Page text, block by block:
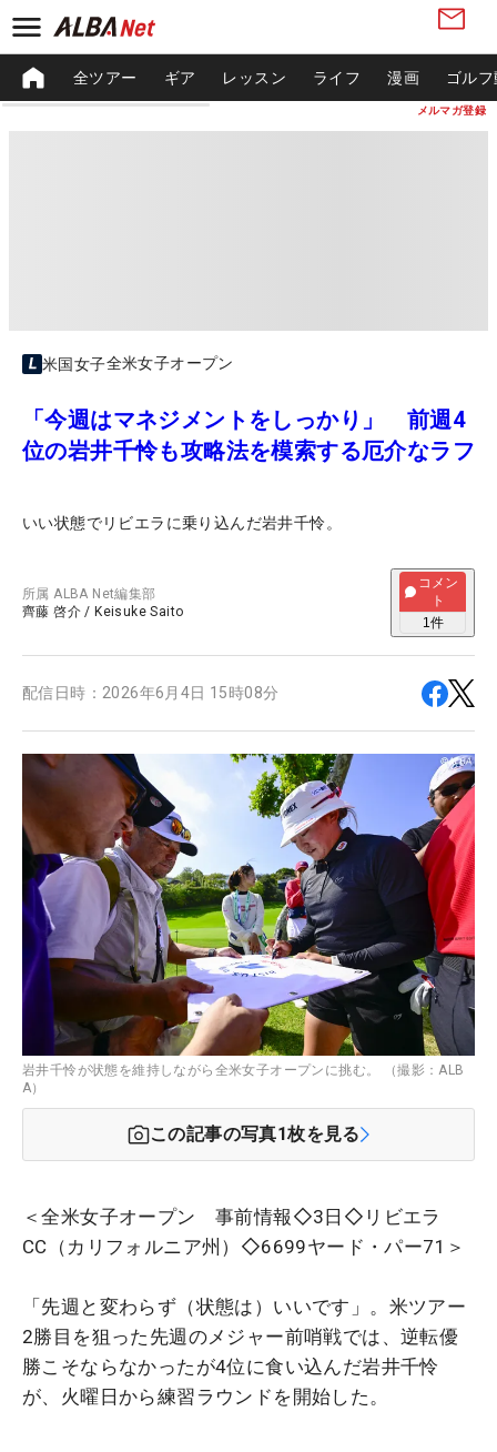
メルマガ登録
全ツアー ギア レッスン ライフ 漫画 ゴル
米国女子全米女子オープン
「今週はマネジメントをしっかり」 前週4
位の岩井千怜も攻略法を模索する厄介なラフ
いい状態でリビエラに乗り込んだ岩井千怜。
所属ALBA Net編集部
齊藤 啓介 / Keisuke Saito
コメン
ト
1件
配信日時： 2026年6月4日 15時08分
岩井千怜が状態を維持しながら全米女子オープンに挑む。 （撮影：ALB
A）
この記事の写真1枚を見る
＜全米女子オープン 事前情報◇3日◇リビエラ
CC（カリフォルニア州）◇6699ヤード・パー71＞
「先週と変わらず（状態は）いいです」。米ツアー
2勝目を狙った先週のメジャー前哨戦では、逆転優
勝こそならなかったが4位に食い込んだ岩井千怜
が、火曜日から練習ラウンドを開始した。